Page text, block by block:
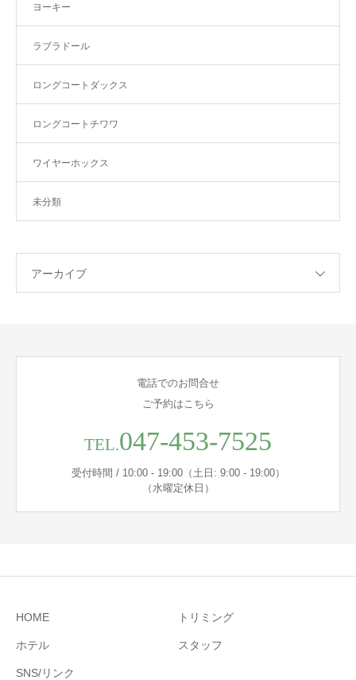
ヨーキー
ラブラドール
ロングコートダックス
ロングコートチワワ
ワイヤーホックス
未分類
アーカイブ
電話でのお問合せ
ご予約はこちら
TEL.047-453-7525
受付時間 / 10:00 - 19:00（土日: 9:00 - 19:00）
（水曜定休日）
HOME トリミング
ホテル スタッフ
SNS/リンク